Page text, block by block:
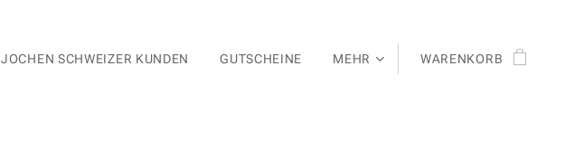
JOCHEN SCHWEIZER KUNDEN GUTSCHEINE MEHR WARENKORB